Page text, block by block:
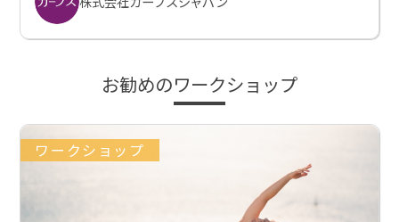
お勧めのワークショップ
ワークショップ